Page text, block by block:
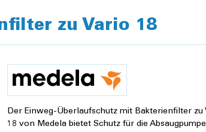
zu Vario 18
Der Einweg-Überlaufschutz mit Bakterienfilter zu
18 von Medela bietet Schutz für die